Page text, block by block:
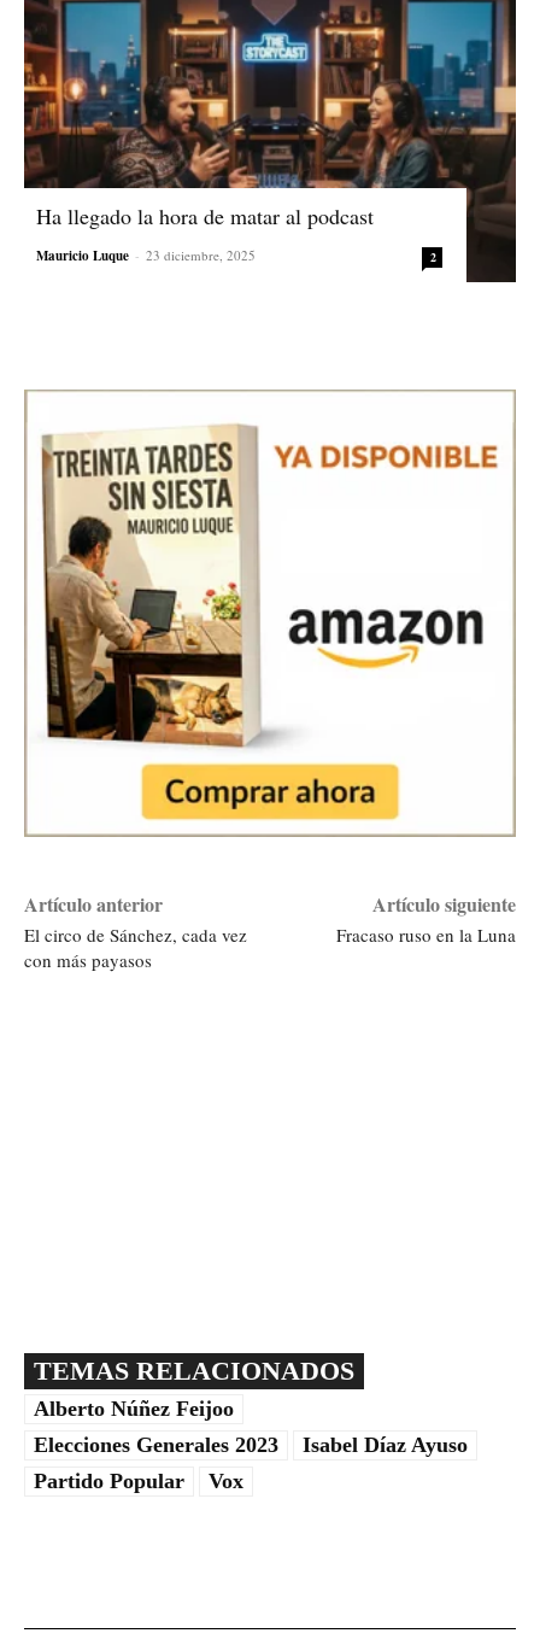
Ha llegado la hora de matar al podcast
Mauricio Luque - 23 diciembre, 2025 2
Artículo anterior
El circo de Sánchez, cada vez
con más payasos
Artículo siguiente
Fracaso ruso en la Luna
TEMAS RELACIONADOS
Alberto Núñez Feijoo
Elecciones Generales 2023
Isabel Díaz Ayuso
Partido Popular
Vox